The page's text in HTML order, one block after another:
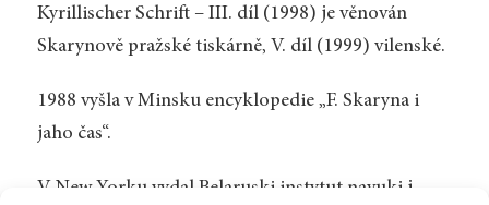
Kyrillischer Schrift – III. díl (1998) je věnován
Skarynově pražské tiskárně, V. díl (1999) vilenské.
1988 vyšla v Minsku encyklopedie „F. Skaryna i
jaho čas“.
V New Yorku vydal Belaruski instytut navuki j